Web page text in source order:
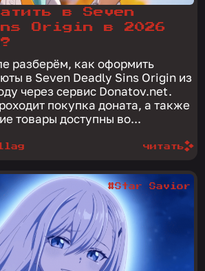
в Seven
Origin в 2026
разберём, как оформить
в Seven Deadly Sins Origin из
через сервис Donatov.net.
покупка доната, а также
товары доступны во...
читать
#Star Savior